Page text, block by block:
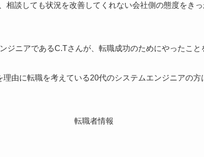
相談しても状況を改善してくれない会社側の態度をき
ジニアであるC.Tさんが、転職成功のためにやったこと
由に転職を考えている20代のシステムエンジニアの
転職者情報